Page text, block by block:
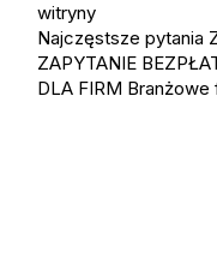
witryny
Najczęstsze pytania
ZAPYTANIE
DLA FIRM Branżowe